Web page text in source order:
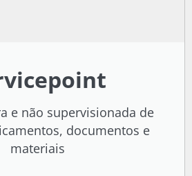
e não supervisionada de
documentos e
materiais